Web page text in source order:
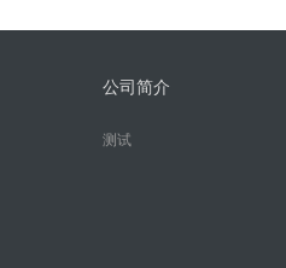
公司简介
测试